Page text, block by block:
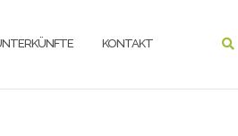
KONTAKT